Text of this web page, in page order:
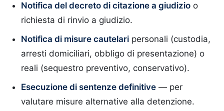
Notifica del decreto di citazione a giudizio o
richiesta di rinvio a giudizio.
Notifica di misure cautelari personali (custodia,
arresti domiciliari, obbligo di presentazione) o
reali (sequestro preventivo, conservativo).
Esecuzione di sentenze definitive — per
valutare misure alternative alla detenzione.